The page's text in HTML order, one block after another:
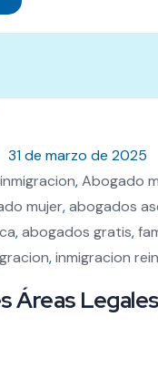
31 de marzo de 2025
,Abogado
mujer,abogados
,abogados gratis,
,inmigracion
Áreas